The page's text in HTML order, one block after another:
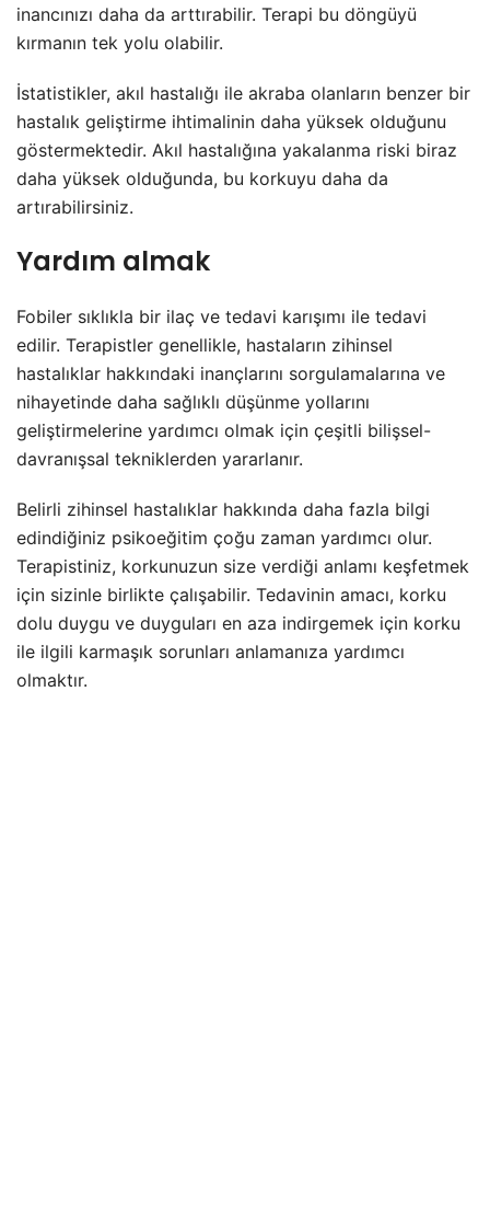
inancınızı daha da arttırabilir. Terapi bu döngüyü
kırmanın tek yolu olabilir.
İstatistikler, akıl hastalığı ile akraba olanların benzer bir
hastalık geliştirme ihtimalinin daha yüksek olduğunu
göstermektedir. Akıl hastalığına yakalanma riski biraz
daha yüksek olduğunda, bu korkuyu daha da
artırabilirsiniz.
Yardım almak
Fobiler sıklıkla bir ilaç ve tedavi karışımı ile tedavi
edilir. Terapistler genellikle, hastaların zihinsel
hastalıklar hakkındaki inançlarını sorgulamalarına ve
nihayetinde daha sağlıklı düşünme yollarını
geliştirmelerine yardımcı olmak için çeşitli bilişsel-
davranışsal tekniklerden yararlanır.
Belirli zihinsel hastalıklar hakkında daha fazla bilgi
edindiğiniz psikoeğitim çoğu zaman yardımcı olur.
Terapistiniz, korkunuzun size verdiği anlamı keşfetmek
için sizinle birlikte çalışabilir. Tedavinin amacı, korku
dolu duygu ve duyguları en aza indirgemek için korku
ile ilgili karmaşık sorunları anlamanıza yardımcı
olmaktır.